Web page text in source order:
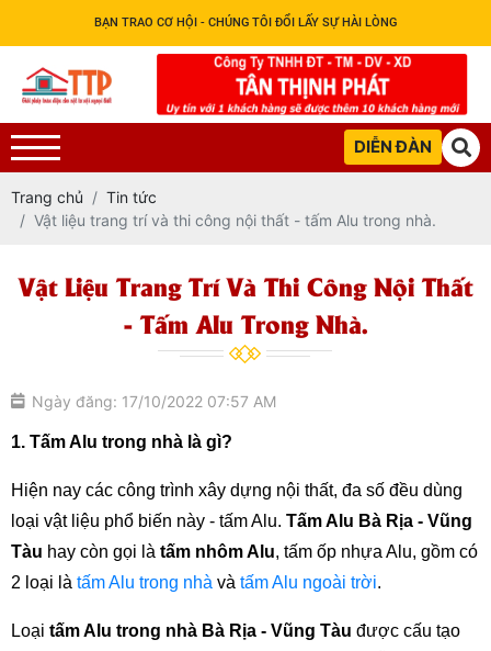
BẠN TRAO CƠ HỘI - CHÚNG TÔI ĐỔI LẤY SỰ HÀI LÒNG
DIỄN ĐÀN
Trang chủ
Tin tức
Vật liệu trang trí và thi công nội thất - tấm Alu trong nhà.
Vật Liệu Trang Trí Và Thi Công Nội Thất
- Tấm Alu Trong Nhà.
Ngày đăng: 17/10/2022 07:57 AM
1. Tấm Alu trong nhà là gì?
Hiện nay các công trình xây dựng nội thất, đa số đều dùng
loại vật liệu phổ biến này - tấm Alu. Tấm Alu Bà Rịa - Vũng
Tàu hay còn gọi là tấm nhôm Alu, tấm ốp nhựa Alu, gồm có
2 loại là tấm Alu trong nhà và tấm Alu ngoài trời.
Loại tấm Alu trong nhà Bà Rịa - Vũng Tàu được cấu tạo